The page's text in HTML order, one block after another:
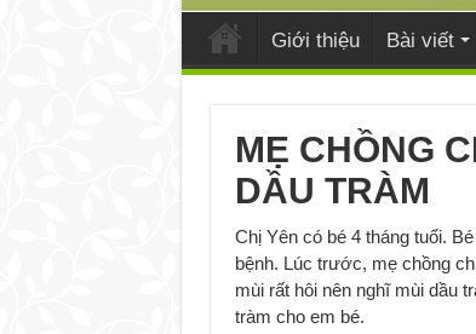
Giới thiệu Bài viết
MẸ CHỒNG
DẦU TRÀM
Chị Yên có bé 4 tháng tuổi.
bệnh. Lúc trước, mẹ chồng
mùi rất hôi nên nghĩ mùi dầu
tràm cho em bé.